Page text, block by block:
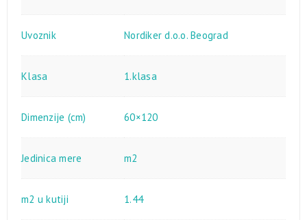
Uvoznik Nordiker d.o.o. Beograd
Klasa 1.klasa
Dimenzije (cm) 60×120
Jedinica mere m2
m2 u kutiji 1.44